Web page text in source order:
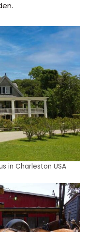
in Charleston USA